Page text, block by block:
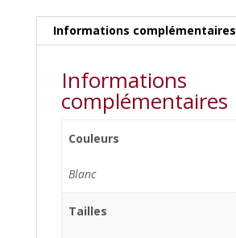
Informations complémentaires
Informations
complémentaires
Couleurs
Blanc
Tailles